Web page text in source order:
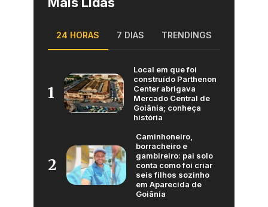
24 HORAS 7 DIAS TRENDINGS
1
Local em que foi
construído Parthenon
Center abrigava
Mercado Central de
Goiânia; conheça
história
2
Caminhoneiro,
borracheiro e
gambireiro: pai solo
conta como foi criar
seis filhos sozinho
em Aparecida de
Goiânia